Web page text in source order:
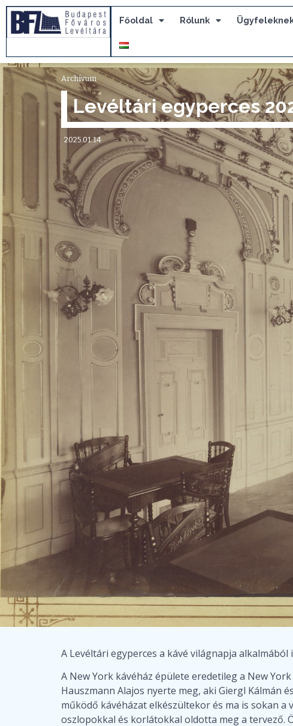
Főoldal Rólunk
Archívum
Levéltári egyperces
2025.01.14
A Levéltári egyperces a kávé világnapja
A New York kávéház épülete eredetileg a New
Hauszmann Alajos nyerte meg, aki Giergl Kálmán
működő kávéházat elkészültekor és ma is sokan
oszlopokkal és korlátokkal oldotta meg a tervező.